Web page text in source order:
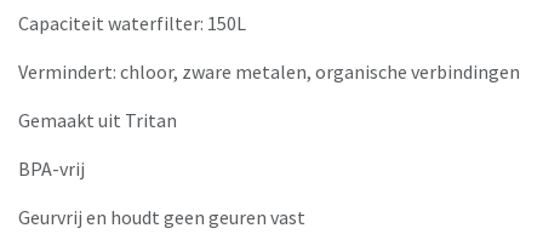
Capaciteit waterfilter: 150L
Vermindert: chloor, zware metalen, organische verbindingen
Gemaakt uit Tritan
BPA-vrij
Geurvrij en houdt geen geuren vast